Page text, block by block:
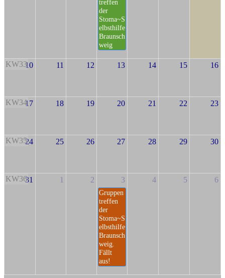
treffen
der
Stoma~S
elbsthilfe
Braunsch
weig
KW3310 11 12 13 14 15 16
KW3417 18 19 20 21 22 23
KW3524 25 26 27 28 29 30
KW3631 1 2 3
Gruppen
treffen
der
Stoma~S
elbsthilfe
Braunsch
weig.
Fällt
aus!
4 5 6